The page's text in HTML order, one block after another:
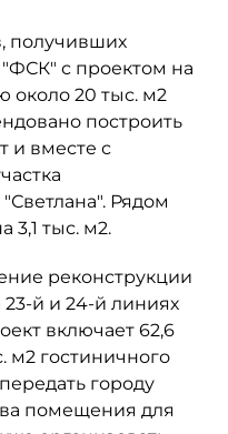
получивших
с проектом на
около 20 тыс. м2
построить
и вместе с
Рядом
3,1 тыс. м2.
реконструкции
23-й и 24-й линиях
включает 62,6
м2 гостиничного
городу
помещения для